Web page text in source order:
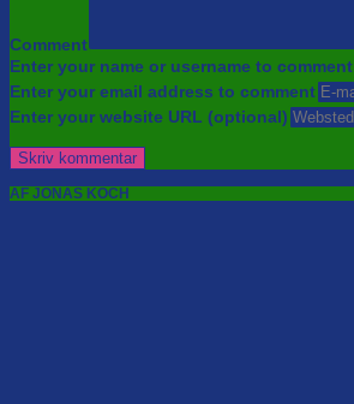
Comment
Enter your name or username to comment
Enter your email address to comment
Enter your website URL (optional)
AF JONAS KOCH